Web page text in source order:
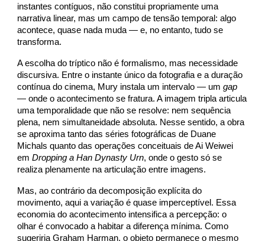
instantes contíguos, não constitui propriamente uma
narrativa linear, mas um campo de tensão temporal: algo
acontece, quase nada muda — e, no entanto, tudo se
transforma.
A escolha do tríptico não é formalismo, mas necessidade
discursiva. Entre o instante único da fotografia e a duração
contínua do cinema, Mury instala um intervalo — umgap
— onde o acontecimento se fratura. A imagem tripla articula
uma temporalidade que não se resolve: nem sequência
plena, nem simultaneidade absoluta. Nesse sentido, a obra
se aproxima tanto das séries fotográficas de Duane
Michals quanto das operações conceituais de Ai Weiwei
emDropping a Han Dynasty Urn, onde o gesto só se
realiza plenamente na articulação entre imagens.
Mas, ao contrário da decomposição explícita do
movimento, aqui a variação é quase imperceptível. Essa
economia do acontecimento intensifica a percepção: o
olhar é convocado a habitar a diferença mínima. Como
sugeriria Graham Harman, o objeto permanece o mesmo